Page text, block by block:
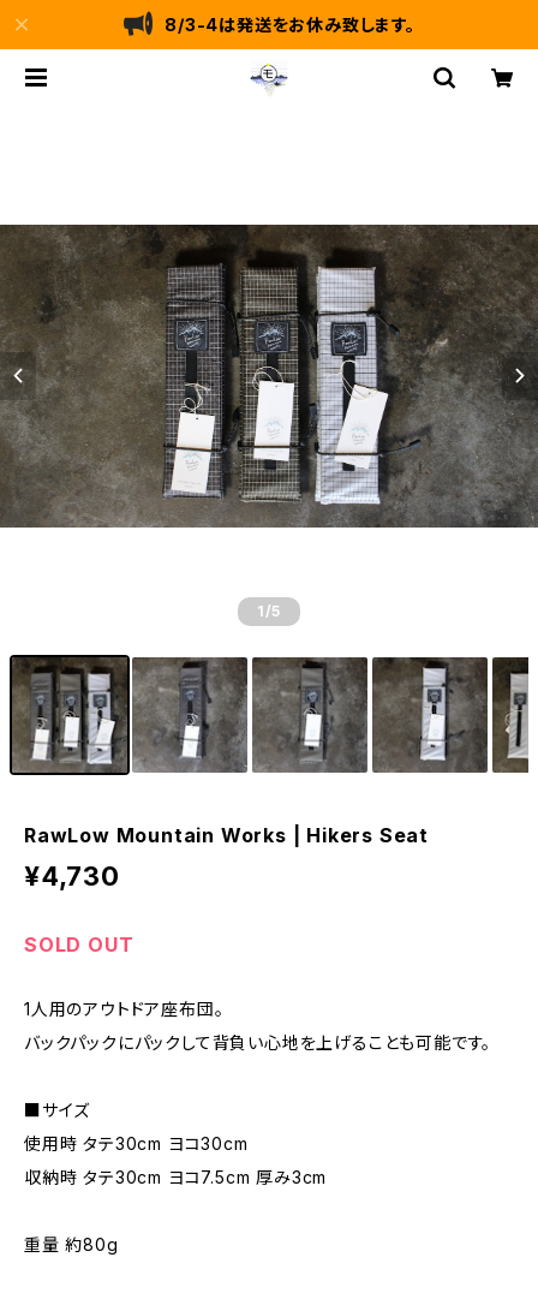
8/3-4は発送をお休み致します。
1 /5
RawLow Mountain Works | Hikers Seat
¥4,730
SOLD OUT
1人用のアウトドア座布団。
バックパックにパックして背負い心地を上げることも可能です。
■サイズ
使用時 タテ30cm ヨコ30cm
収納時 タテ30cm ヨコ7.5cm 厚み3cm
重量 約80g